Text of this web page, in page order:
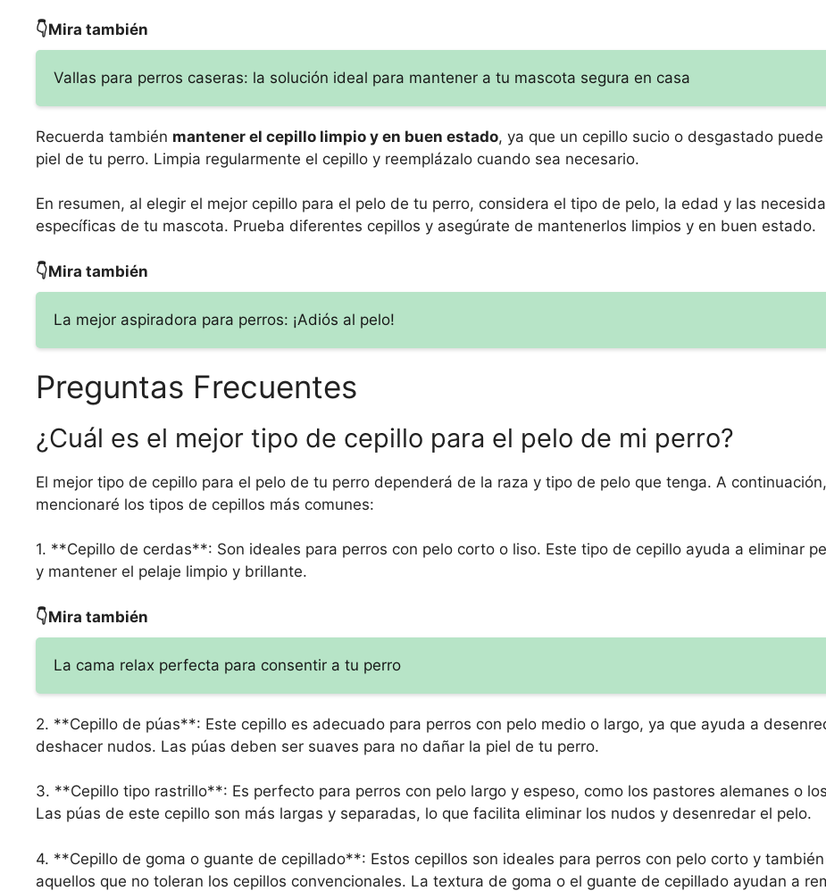
👇Mira también
Vallas para perros caseras: la solución ideal para mantener a tu mascota segura en casa
Recuerda también mantener el cepillo limpio y en buen estado, ya que un cepillo sucio o desgastado
piel de tu perro. Limpia regularmente el cepillo y reemplázalo cuando sea necesario.
En resumen, al elegir el mejor cepillo para el pelo de tu perro, considera el tipo de pelo, la edad y las
específicas de tu mascota. Prueba diferentes cepillos y asegúrate de mantenerlos limpios y en buen estado.
👇Mira también
La mejor aspiradora para perros: ¡Adiós al pelo!
Preguntas Frecuentes
¿Cuál es el mejor tipo de cepillo para el pelo de mi perro?
El mejor tipo de cepillo para el pelo de tu perro dependerá de la raza y tipo de pelo que tenga. A
mencionaré los tipos de cepillos más comunes:
1. **Cepillo de cerdas**: Son ideales para perros con pelo corto o liso. Este tipo de cepillo ayuda a eliminar
y mantener el pelaje limpio y brillante.
👇Mira también
La cama relax perfecta para consentir a tu perro
2. **Cepillo de púas**: Este cepillo es adecuado para perros con pelo medio o largo, ya que ayuda a
deshacer nudos. Las púas deben ser suaves para no dañar la piel de tu perro.
3. **Cepillo tipo rastrillo**: Es perfecto para perros con pelo largo y espeso, como los pastores alemanes o
Las púas de este cepillo son más largas y separadas, lo que facilita eliminar los nudos y desenredar el pelo.
4. **Cepillo de goma o guante de cepillado**: Estos cepillos son ideales para perros con pelo corto y
aquellos que no toleran los cepillos convencionales. La textura de goma o el guante de cepillado ayudan a